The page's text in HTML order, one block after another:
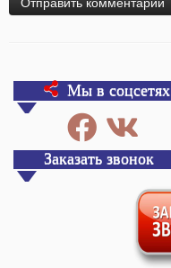
Мы в соцсетях
Заказать звонок